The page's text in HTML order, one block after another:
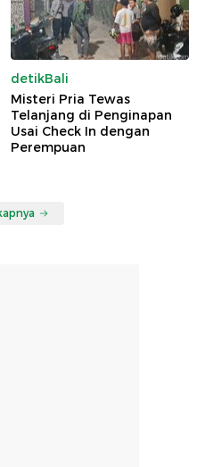
detikBali
Misteri Pria Tewas
Telanjang di Penginapan
Usai Check In dengan
Perempuan